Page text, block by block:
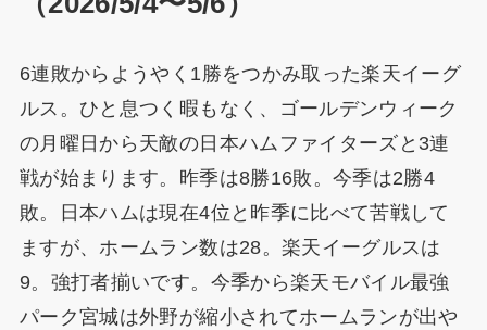
6連敗からようやく1勝をつかみ取った楽天イーグ
ルス。ひと息つく暇もなく、ゴールデンウィーク
の月曜日から天敵の日本ハムファイターズと3連
戦が始まります。昨季は8勝16敗。今季は2勝4
敗。日本ハムは現在4位と昨季に比べて苦戦して
ますが、ホームラン数は28。楽天イーグルスは
9。強打者揃いです。今季から楽天モバイル最強
パーク宮城は外野が縮小されてホームランが出や